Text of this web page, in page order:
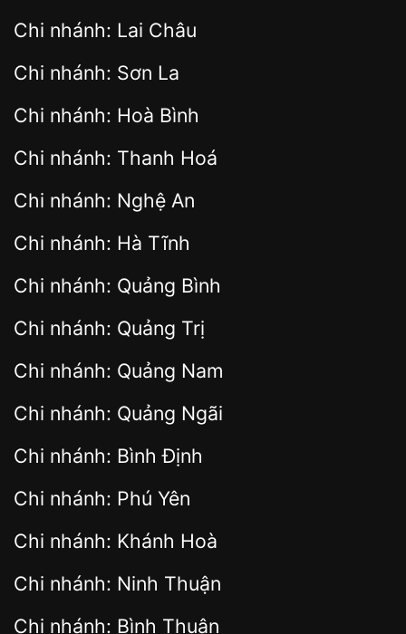
Chi nhánh: Lai Châu
Chi nhánh: Sơn La
Chi nhánh: Hoà Bình
Chi nhánh: Thanh Hoá
Chi nhánh: Nghệ An
Chi nhánh: Hà Tĩnh
Chi nhánh: Quảng Bình
Chi nhánh: Quảng Trị
Chi nhánh: Quảng Nam
Chi nhánh: Quảng Ngãi
Chi nhánh: Bình Định
Chi nhánh: Phú Yên
Chi nhánh: Khánh Hoà
Chi nhánh: Ninh Thuận
Chi nhánh: Bình Thuận